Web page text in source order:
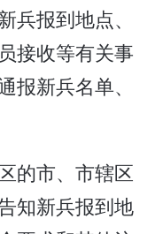
兵报到地点、
接收等有关事
报新兵名单、
的市、市辖区
知新兵报到地